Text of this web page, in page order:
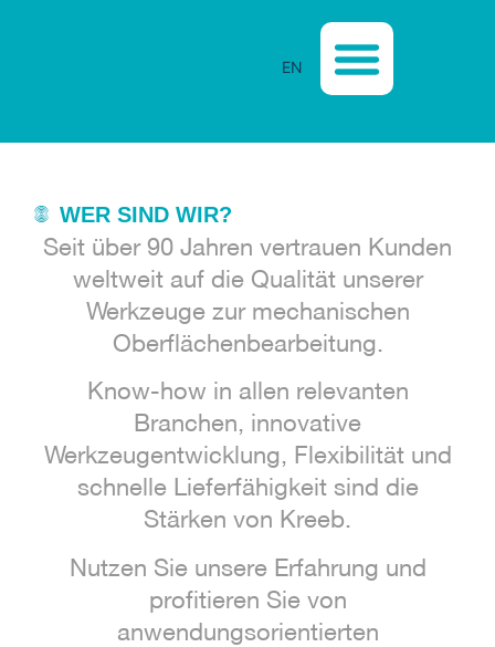
EN
WER SIND WIR?
Seit über 90 Jahren vertrauen Kunden
weltweit auf die Qualität unserer
Werkzeuge zur mechanischen
Oberflächenbearbeitung.
Know-how in allen relevanten
Branchen, innovative
Werkzeugentwicklung, Flexibilität und
schnelle Lieferfähigkeit sind die
Stärken von Kreeb.
Nutzen Sie unsere Erfahrung und
profitieren Sie von
anwendungsorientierten